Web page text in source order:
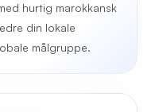
hurtig marokkansk
din lokale
målgruppe.